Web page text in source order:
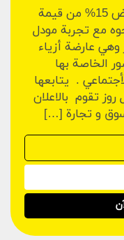
كود خصم وجوه مودل روز تخفيض 15% من قيمة
مع تجربة مودل
وهي عارضة أزياء
الخاصة بها
. يتابعها
تقوم بالاعلان
و تجارة […]